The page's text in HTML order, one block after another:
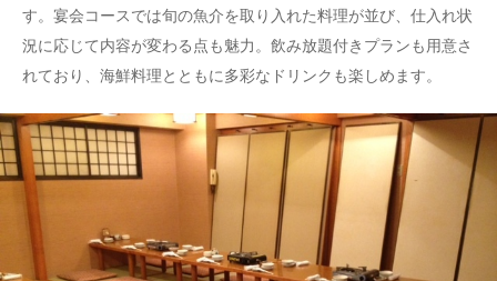
す。宴会コースでは旬の魚介を取り入れた料理が並び、仕入れ状
況に応じて内容が変わる点も魅力。飲み放題付きプランも用意さ
れており、海鮮料理とともに多彩なドリンクも楽しめます。